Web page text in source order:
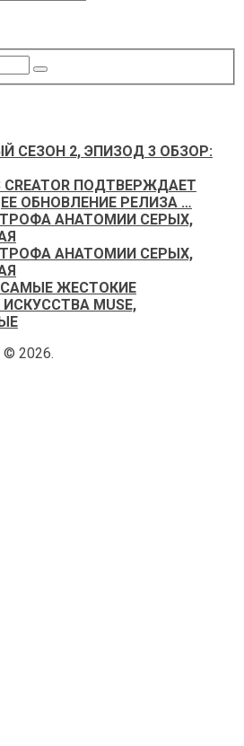
СЕЗОН 2, ЭПИЗОД 3 ОБЗОР:
CREATOR ПОДТВЕРЖДАЕТ
ОБНОВЛЕНИЕ РЕЛИЗА …
АНАТОМИИ СЕРЫХ,
АНАТОМИИ СЕРЫХ,
ЖЕСТОКИЕ
MUSE,
© 2026.